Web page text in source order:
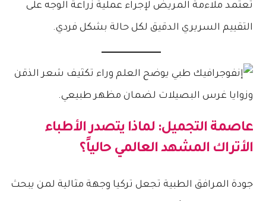
تعتمد ملاءمة المريض لإجراء عملية زراعة الوجه على
التقييم السريري الدقيق لكل حالة بشكل فردي.
عاصمة التجميل: لماذا يتصدر الأطباء
الأتراك المشهد العالمي حالياً؟
جودة المرافق الطبية تجعل تركيا وجهة مثالية لمن يبحث